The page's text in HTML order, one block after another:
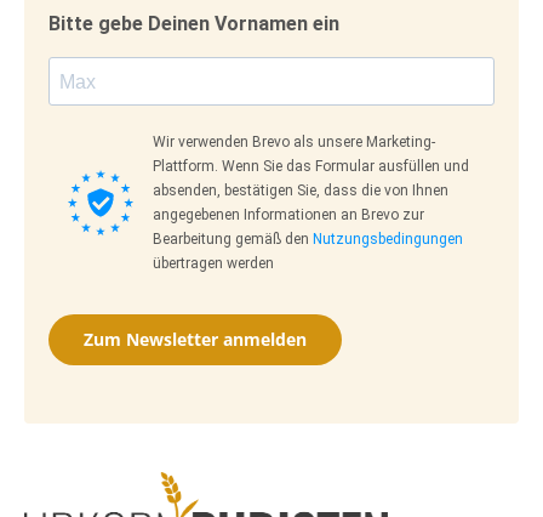
Bitte gebe Deinen Vornamen ein
Wir verwenden Brevo als unsere Marketing-
Plattform. Wenn Sie das Formular ausfüllen und
absenden, bestätigen Sie, dass die von Ihnen
angegebenen Informationen an Brevo zur
Bearbeitung gemäß den Nutzungsbedingungen
übertragen werden
Zum Newsletter anmelden